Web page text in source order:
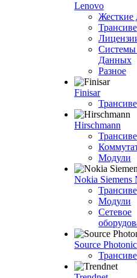
Lenovo
Жесткие
Данных
Разное
Finisar
Hirschmann
Модули
Nokia Siemens
Модули
Сетевое
Source